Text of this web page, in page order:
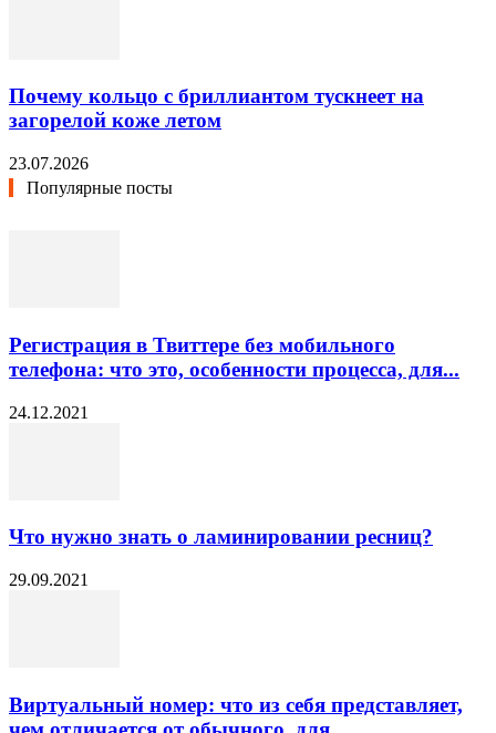
Почему кольцо с бриллиантом тускнеет на
загорелой коже летом
23.07.2026
Популярные посты
Регистрация в Твиттере без мобильного
телефона: что это, особенности процесса, для...
24.12.2021
Что нужно знать о ламинировании ресниц?
29.09.2021
Виртуальный номер: что из себя представляет,